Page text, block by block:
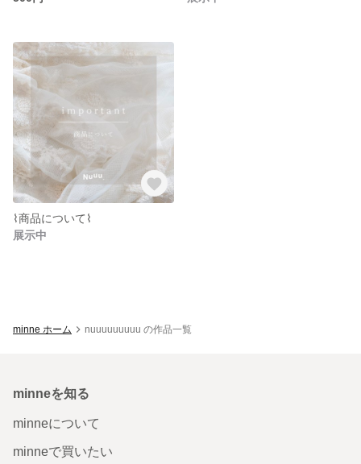
⌇商品について⌇
展示中
minne ホーム nuuuuuuuuu の作品一覧
minneを知る
minneについて
minneで買いたい